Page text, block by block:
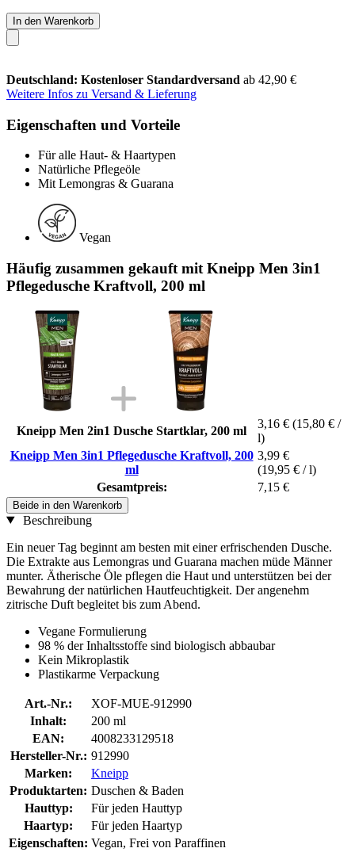
In den Warenkorb
Deutschland: Kostenloser Standardversand ab 42,90 €
Weitere Infos zu Versand & Lieferung
Eigenschaften und Vorteile
Für alle Haut- & Haartypen
Natürliche Pflegeöle
Mit Lemongras & Guarana
Vegan
Häufig zusammen gekauft mit Kneipp Men 3in1
Pflegedusche Kraftvoll, 200 ml
Kneipp Men 2in1 Dusche Startklar, 200 ml
3,16 € (15,80 € /
l)
Kneipp Men 3in1 Pflegedusche Kraftvoll, 200
ml
3,99 €
(19,95 € / l)
Gesamtpreis:
7,15 €
Beide in den Warenkorb
Beschreibung
Ein neuer Tag beginnt am besten mit einer erfrischenden Dusche.
Die Extrakte aus Lemongras und Guarana machen müde Männer
munter. Ätherische Öle pflegen die Haut und unterstützen bei der
Bewahrung der natürlichen Hautfeuchtigkeit. Der angenehm
zitrische Duft begleitet bis zum Abend.
Vegane Formulierung
98 % der Inhaltsstoffe sind biologisch abbaubar
Kein Mikroplastik
Plastikarme Verpackung
Art.-Nr.:
XOF-MUE-912990
Inhalt:
200 ml
EAN:
4008233129518
Hersteller-Nr.: 912990
Marken:
Kneipp
Produktarten: Duschen & Baden
Hauttyp:
Für jeden Hauttyp
Haartyp:
Für jeden Haartyp
Eigenschaften: Vegan, Frei von Paraffinen